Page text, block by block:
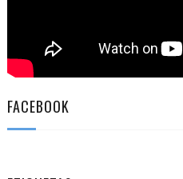
FACEBOOK